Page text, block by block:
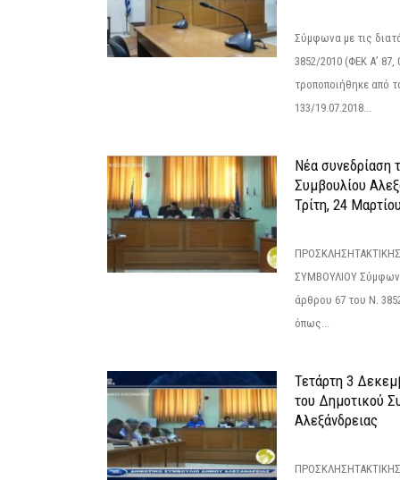
Σύμφωνα με τις
3852/2010 (ΦΕΚ Α’ 87,
τροποποιήθηκε από
133/19.07.2018...
Νέα συνεδρίαση
Συμβουλίου
Τρίτη, 24
ΣΥΜΒΟΥΛΙΟΥ
άρθρου 67 του Ν.
όπως...
Τετάρτη 3
του Δημοτικού
Αλεξάνδρειας